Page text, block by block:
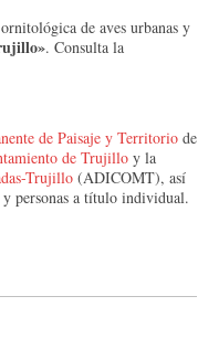
de aves urbanas y
. Consulta la
de Paisaje y Territorio de
de Trujillo y la
Trujillo (ADICOMT), así
y personas a título individual.